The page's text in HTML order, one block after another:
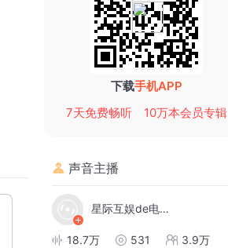
下载手机APP
7天免费畅听
10万本会员专辑
声音主播
星际互娱de电子书
18.7万 531 3.9万